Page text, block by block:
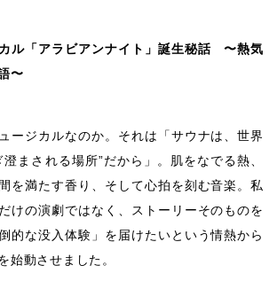
ル「アラビアンナイト」誕生秘話 〜熱気
〜
ージカルなのか。それは「サウナは、世界
まされる場所”だから」。肌をなでる熱、
を満たす香り、そして心拍を刻む音楽。私
けの演劇ではなく、ストーリーそのものを
的な没入体験」を届けたいという情熱から
始動させました。